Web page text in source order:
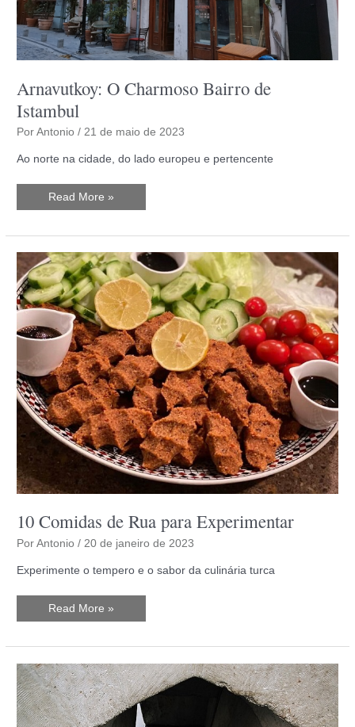
Arnavutkoy: O Charmoso Bairro de
Istambul
PorAntonio/21 de maio de 2023
Ao norte na cidade, do lado europeu e pertencente
Arnavutkoy:
de
Read More »
10 Comidas de Rua para Experimentar
PorAntonio/ 20 de janeiro de 2023
Experimente o tempero e o sabor da culinária turca
10
para
Read More »